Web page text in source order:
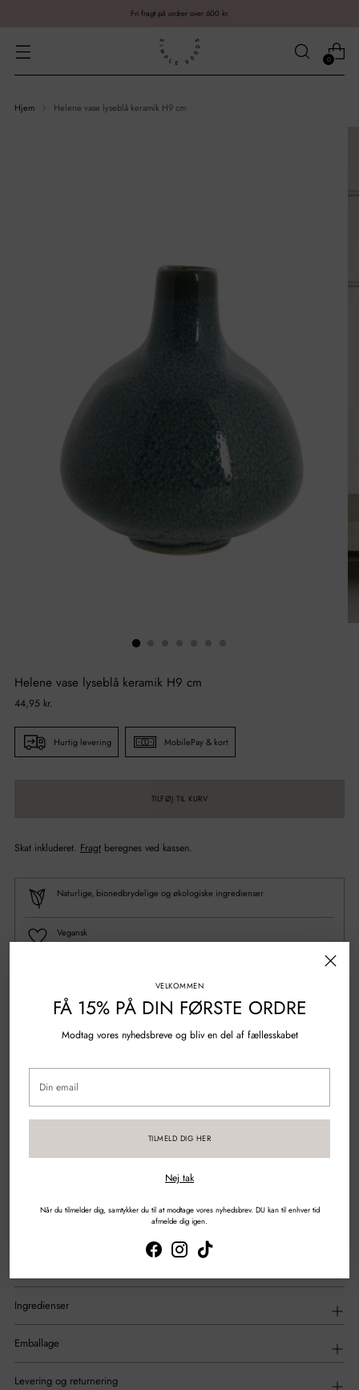
Fri fragt på ordrer over 600 kr.
0
VELKOMMEN
FÅ 15% PÅ DIN FØRSTE ORDRE
Modtag vores nyhedsbreve og bliv en del af fællesskabet
email
TILMELD DIG HER
Nej tak
Når du tilmelder dig, samtykker du til at modtage vores nyhedsbrev. DU kan til enhver tid
afmelde dig igen.
Hjem Helene vase lyseblå keramik H9 cm
Helene vase lyseblå keramik H9 cm
Normal
44,95 kr.
Hurtig levering MobilePay & kort
TILFØJ TIL KURV
Skat inkluderet. Fragt beregnes ved kassen.
Naturlige, bionedbrydelige og økologiske ingredienser
Vegansk
Spørgsmål?Skriv til os
Sikker betaling med kort & mobilepay
Beskrivelse
Ingredienser
Emballage
Levering og returnering